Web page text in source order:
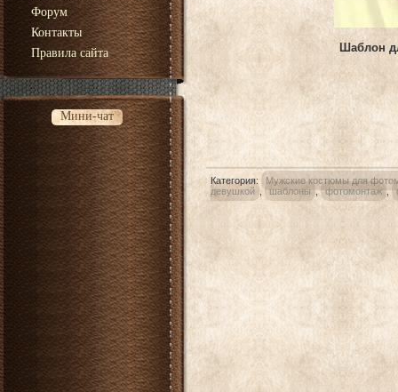
Форум
Контакты
Правила сайта
Мини-чат
Шаблон
Категория:
Мужские костюмы для
девушкой
, шаблоны , фотомонтаж ,